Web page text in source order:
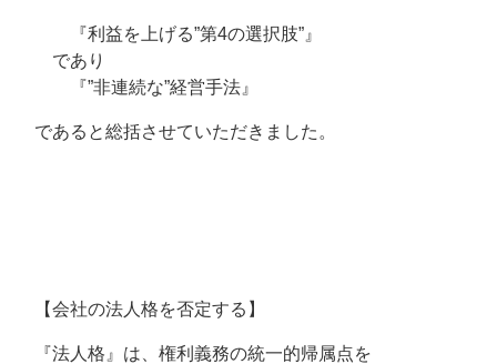
『利益を上げる”第4の選択肢”』
であり
『”非連続な”経営手法』
であると総括させていただきました。
【会社の法人格を否定する】
『法人格』は、権利義務の統一的帰属点を